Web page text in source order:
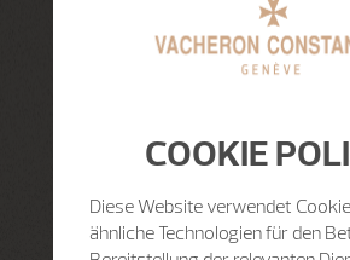
COOKIE
Diese Website verwendet
ähnliche Technologien für den